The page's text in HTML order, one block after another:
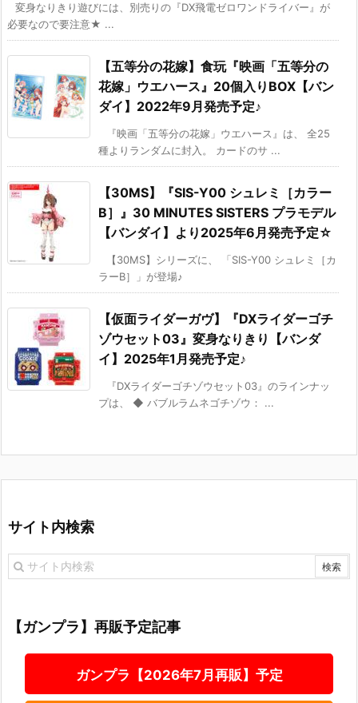
変身なりきり遊びには、別売りの『DX飛電ゼロワンドライバー』が
必要なので要注意★ ...
【五等分の花嫁】食玩『映画「五等分の
花嫁」ウエハース』20個入りBOX【バン
ダイ】2022年9月発売予定♪
『映画「五等分の花嫁」ウエハース』は、 全25
種よりランダムに封入。 カードのサ ...
【30MS】『SIS-Y00 シュレミ［カラー
B］』30 MINUTES SISTERS プラモデル
【バンダイ】より2025年6月発売予定☆
【30MS】シリーズに、 「SIS-Y00 シュレミ［カ
ラーB］」が登場♪
【仮面ライダーガヴ】『DXライダーゴチ
ゾウセット03』変身なりきり【バンダ
イ】2025年1月発売予定♪
『DXライダーゴチゾウセット03』のラインナッ
プは、 ◆ バブルラムネゴチゾウ： ...
サイト内検索
【ガンプラ】再販予定記事
ガンプラ【2026年7月再販】予定